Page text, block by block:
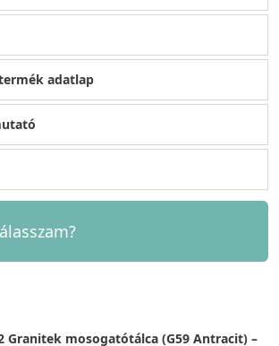
adatlap
Granitek mosogatótálca (G59 Antracit) –